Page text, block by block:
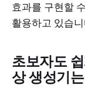
효과를 구현할
활용하고 있습
초보자도
상 생성기